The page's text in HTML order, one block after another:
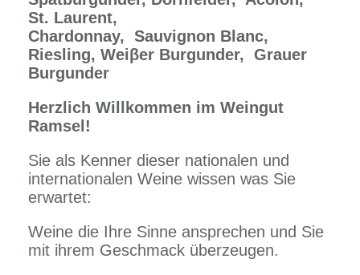
St. Laurent,
Chardonnay, Sauvignon Blanc,
Riesling, Weiβer Burgunder,
Grauer
Burgunder
Herzlich Willkommen im Weingut
Ramsel!
Sie als Kenner dieser nationalen und
internationalen Weine wissen was Sie
erwartet:
Weine die Ihre Sinne ansprechen und Sie
mit ihrem Geschmack überzeugen.